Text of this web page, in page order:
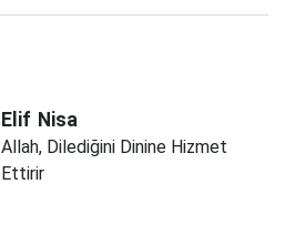
Elif Nisa
Allah, Dilediğini Dinine Hizmet
Ettirir